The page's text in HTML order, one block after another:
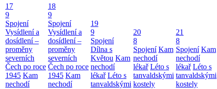
17
9
Spojení
Vysídlení a
dosídlení –
proměny
severních
Čech po roce
1945 Kam
nechodí
18
9
Spojení
Vysídlení a
dosídlení –
proměny
severních
Čech po roce
1945 Kam
nechodí
19
9
Spojení
Dílna s
Květou Kam
nechodí
lékař Léto s
tanvaldskými
20
8
Spojení Kam
nechodí
lékař Léto s
tanvaldskými
kostely
21
8
Spojení Kam
nechodí
lékař Léto s
tanvaldskými
kostely